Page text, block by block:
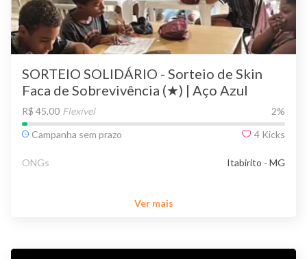
SORTEIO SOLIDÁRIO - Sorteio de Skin
Faca de Sobrevivência (★) | Aço Azul
R$ 45,00 Flexível 2%
Campanha sem prazo
4 Kicks
ONGs Itabirito - MG
Ver mais